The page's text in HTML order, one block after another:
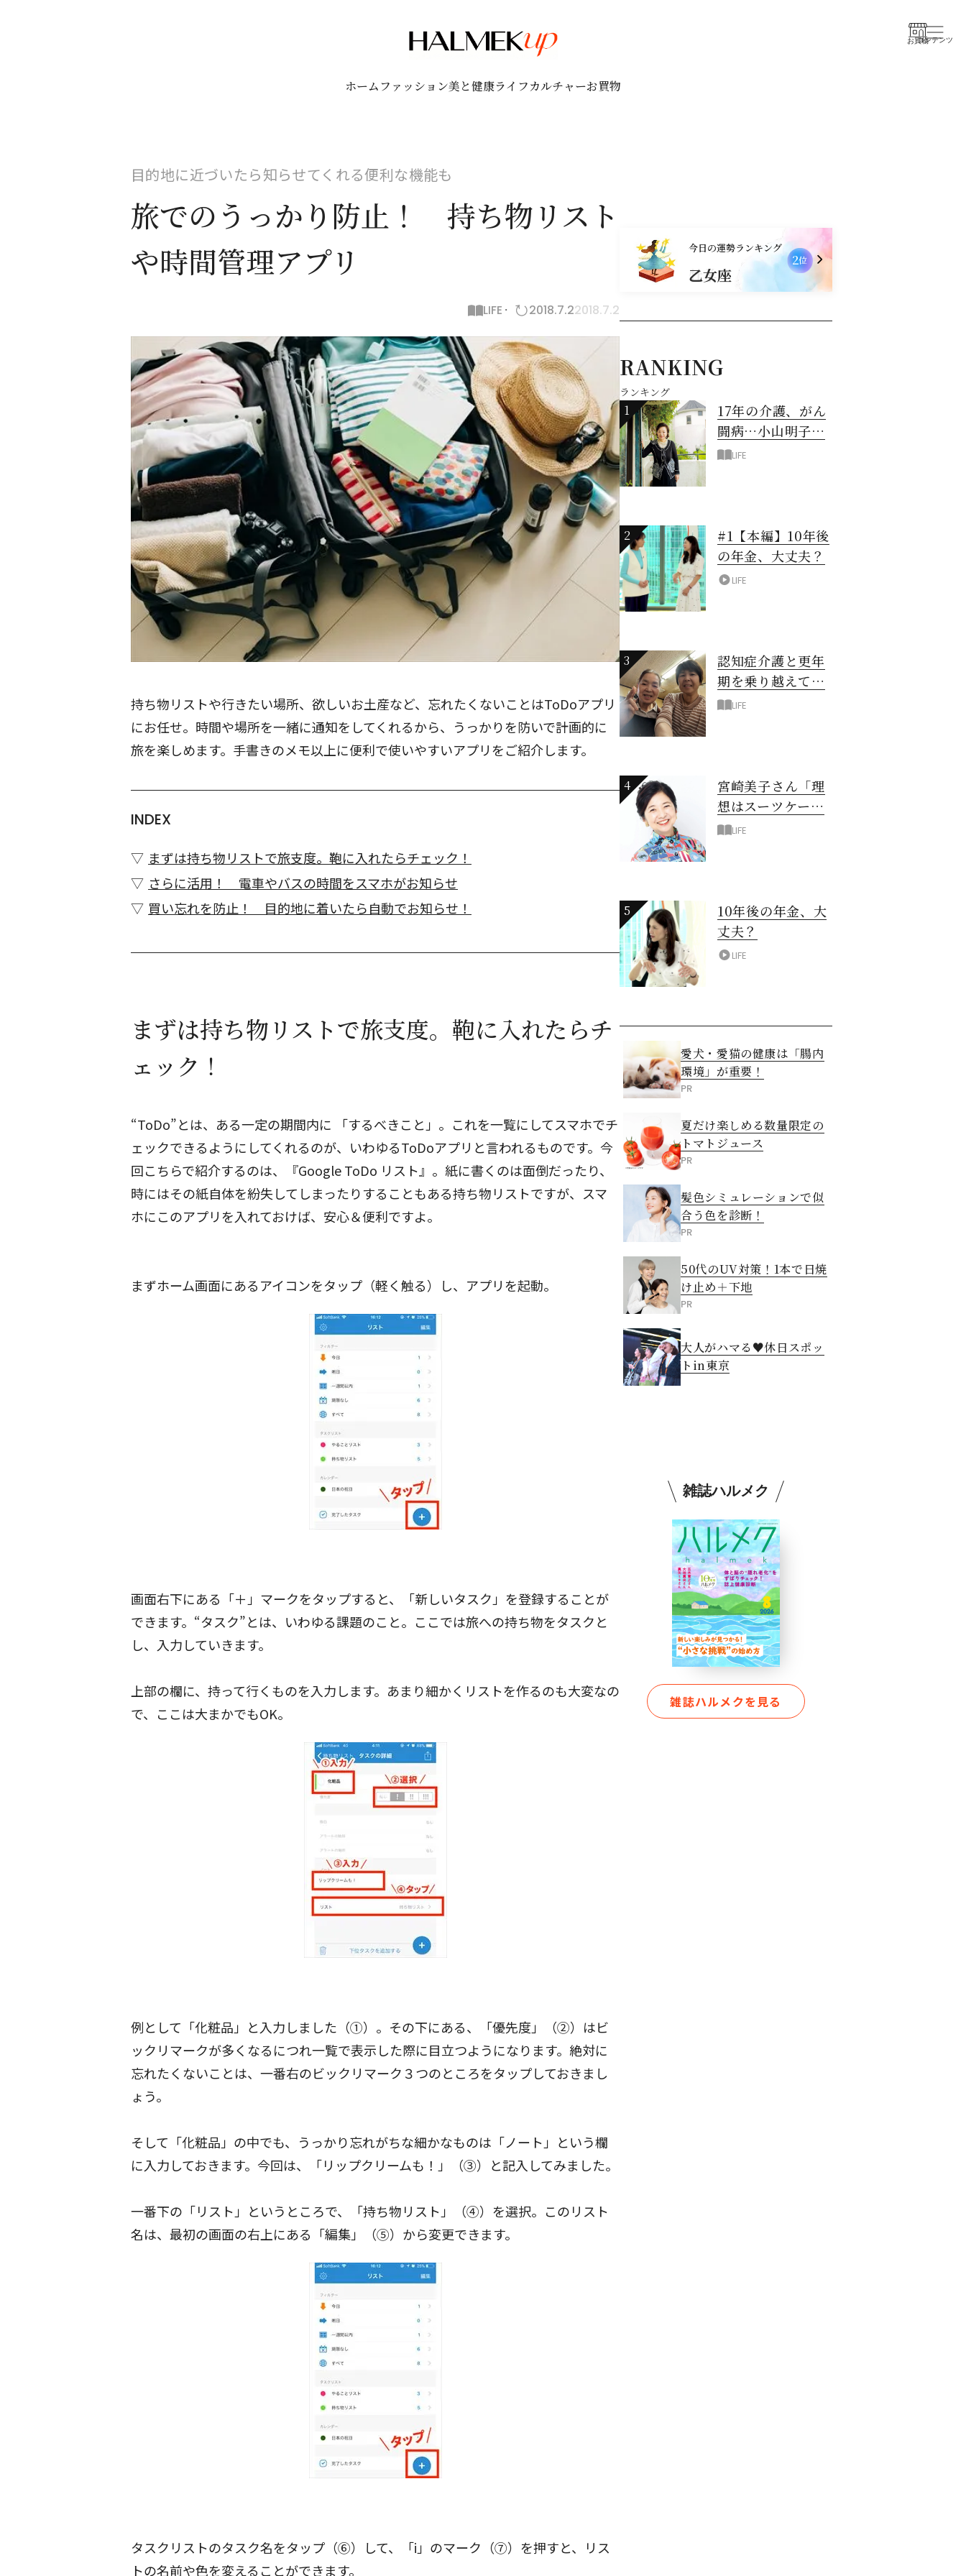
お買物コンテンツ
ホーム ファッション美と健康ライフカルチャーお買物
目的地に近づいたら知らせてくれる便利な機能も
旅でのうっかり防止！ 持ち物リスト
や時間管理アプリ
LIFE 2018.7.22018.7.2
持ち物リストや行きたい場所、欲しいお土産など、忘れたくないことはToDoアプリ
にお任せ。時間や場所を一緒に通知をしてくれるから、うっかりを防いで計画的に
旅を楽しめます。手書きのメモ以上に便利で使いやすいアプリをご紹介します。
INDEX
まずは持ち物リストで旅支度。鞄に入れたらチェック！
さらに活用！ 電車やバスの時間をスマホがお知らせ
買い忘れを防止！ 目的地に着いたら自動でお知らせ！
まずは持ち物リストで旅支度。鞄に入れたらチ
ェック！
“ToDo”とは、ある一定の期間内に 「するべきこと」。これを一覧にしてスマホでチ
ェックできるようにしてくれるのが、いわゆるToDoアプリと言われるものです。今
回こちらで紹介するのは、『Google ToDo リスト』。紙に書くのは面倒だったり、
時にはその紙自体を紛失してしまったりすることもある持ち物リストですが、スマ
ホにこのアプリを入れておけば、安心＆便利ですよ。
まずホーム画面にあるアイコンをタップ（軽く触る）し、アプリを起動。
画面右下にある「＋」マークをタップすると、「新しいタスク」を登録することが
できます。“タスク”とは、いわゆる課題のこと。ここでは旅への持ち物をタスクと
し、入力していきます。
上部の欄に、持って行くものを入力します。あまり細かくリストを作るのも大変なの
で、ここは大まかでもOK。
例として「化粧品」と入力しました（①）。その下にある、「優先度」（②）はビ
ックリマークが多くなるにつれ一覧で表示した際に目立つようになります。絶対に
忘れたくないことは、一番右のビックリマーク３つのところをタップしておきまし
ょう。
そして「化粧品」の中でも、うっかり忘れがちな細かなものは「ノート」という欄
に入力しておきます。今回は、「リップクリームも！」（③）と記入してみました。
一番下の「リスト」というところで、「持ち物リスト」（④）を選択。このリスト
名は、最初の画面の右上にある「編集」（⑤）から変更できます。
タスクリストのタスク名をタップ（⑥）して、「i」のマーク（⑦）を押すと、リス
トの名前や色を変えることができます。
今日の運勢ランキング
乙女座
2位
RANKING
ランキング
1
17年の介護、がん
闘病…小山明子さ
ん「今満たされて
LIFE
2
#1【本編】10年後
の年金、大丈夫？
LIFE
3
認知症介護と更年
期を乗り越えて！
6年の「通い介
LIFE
4
宮崎美子さん「理
想はスーツケース
一つでどこへでも
LIFE
5
10年後の年金、大
丈夫？
LIFE
愛犬・愛猫の健康は「腸内
環境」が重要！
PR
夏だけ楽しめる数量限定の
トマトジュース
PR
髪色シミュレーションで似
合う色を診断！
PR
50代のUV対策！1本で日焼
け止め＋下地
PR
大人がハマる♥休日スポッ
トin東京
雑誌ハルメク
雑誌ハルメクを見る